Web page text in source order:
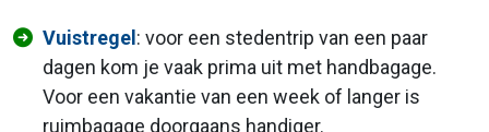
Vuistregel : voor een stedentrip van een paar
dagen kom je vaak prima uit met handbagage.
Voor een vakantie van een week of langer is
ruimbagage doorgaans handiger.